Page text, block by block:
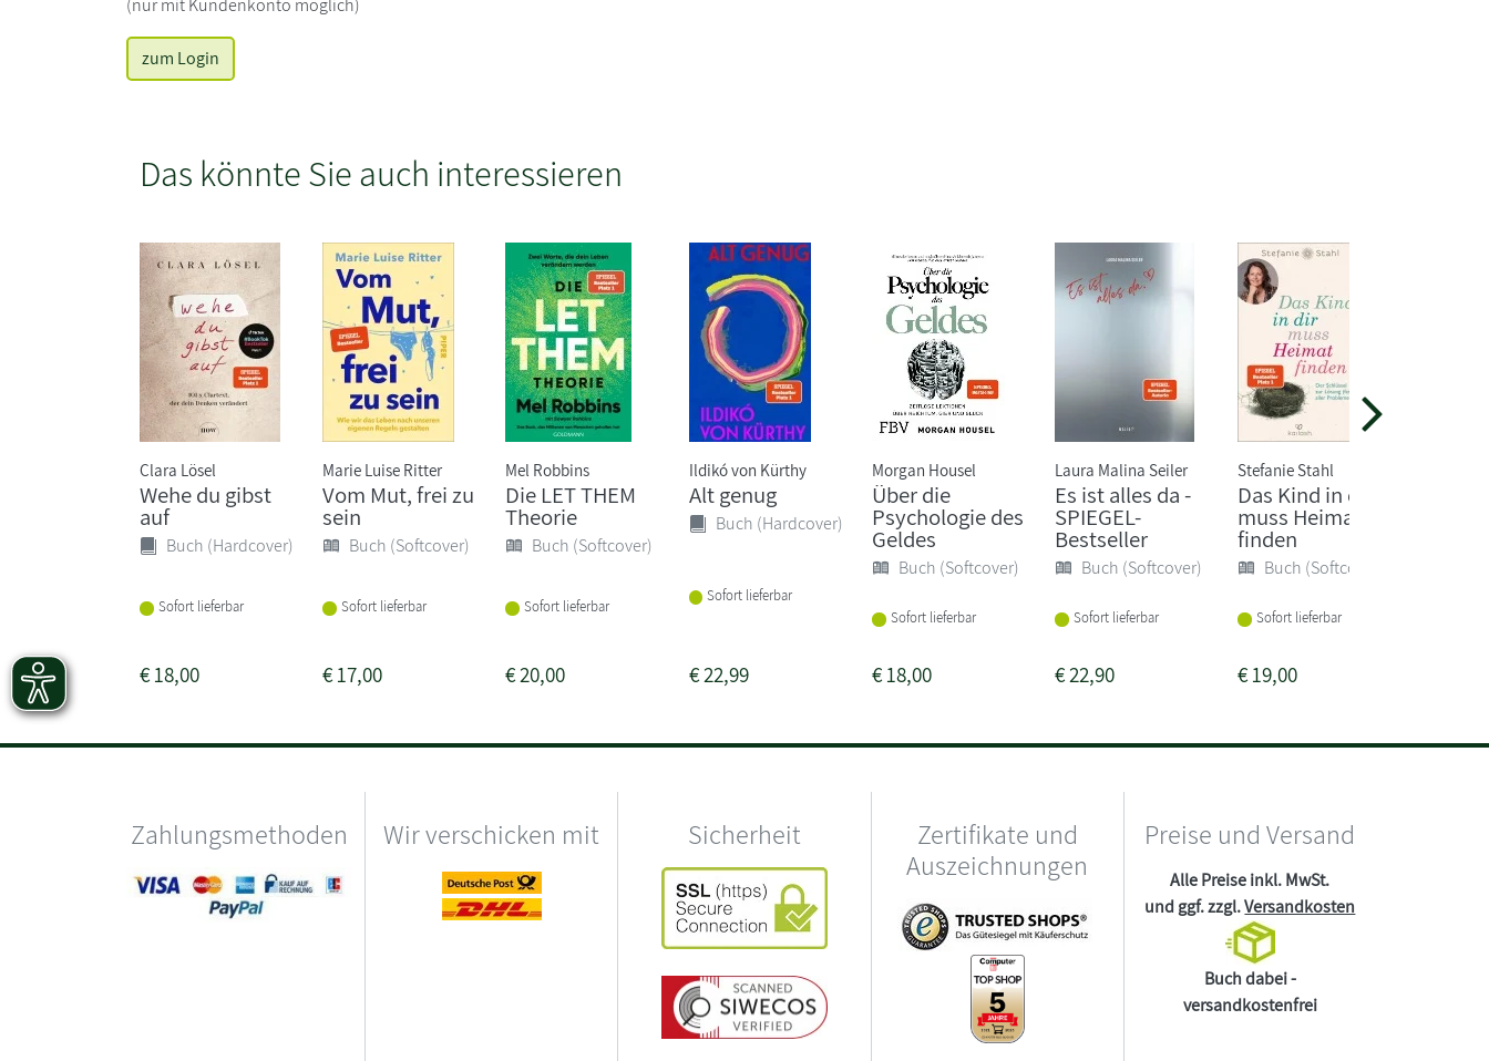
zum Login
Das könnte Sie auch interessieren
Clara Lösel
Wehe du gibst
auf
Buch (Hardcover)
Sofort lieferbar
€18,00
Marie Luise Ritter
Vom Mut, frei zu
sein
Buch (Softcover)
Sofort lieferbar
€17,00
Mel Robbins
Die LET THEM
Theorie
Buch (Softcover)
Sofort lieferbar
€20,00
Ildikó von Kürthy
Alt genug
Buch (Hardcover)
Sofort lieferbar
€22,99
Morgan Housel
Über die
Psychologie des
Geldes
Buch (Softcover)
Sofort lieferbar
€18,00
Laura Malina Seiler
Es ist alles da -
SPIEGEL-
Bestseller
Buch (Softcover)
Sofort lieferbar
€22,90
Stefanie Stahl
Das Kind in dir
muss Heimat
finden
Buch (Softcover)
Sofort lieferbar
€19,00
Zahlungsmethoden Wir verschicken mit Sicherheit
Zertifikate und
Auszeichnungen
Preise und Versand
Alle Preise inkl. MwSt.
und ggf. zzgl.Versandkosten
Buch dabei -
versandkostenfrei